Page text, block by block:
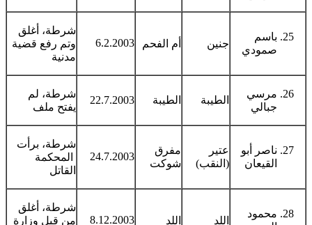
باسم
صمودي
جنين أم الفحم 6.2.2003
شرطة، أغلق
وتم رفع قضية
مدنية
مرسي
جبالي
الطيبة الطيبة 22.7.2003
شرطة، لم
يفتح ملف
ناصر أبو
القيعان
عتير
(النقب)
مفرق
شوكت
24.7.2003
شرطة، برأت
المحكمة
القاتل
محمود
اللد اللد 8.12.2003
شرطة، أغلق
من قبل وزارة